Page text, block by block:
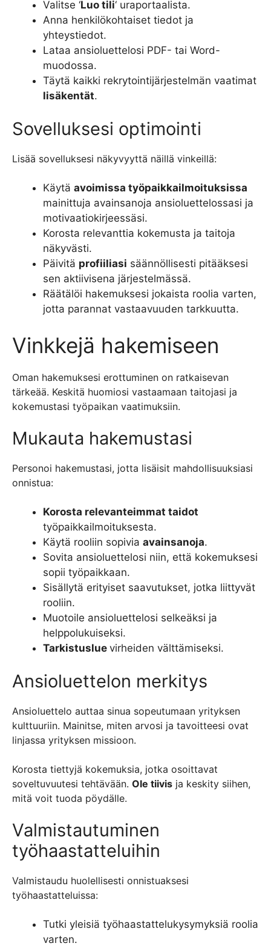
Valitse ‘Luo tili‘ uraportaalista.
Anna henkilökohtaiset tiedot ja
yhteystiedot.
Lataa ansioluettelosi PDF- tai Word-
muodossa.
Täytä kaikki rekrytointijärjestelmän vaatimat
lisäkentät.
Sovelluksesi optimointi
Lisää sovelluksesi näkyvyyttä näillä vinkeillä:
Käytä avoimissa työpaikkailmoituksissa
mainittuja avainsanoja ansioluettelossasi ja
motivaatiokirjeessäsi.
Korosta relevanttia kokemusta ja taitoja
näkyvästi.
Päivitä profiiliasi säännöllisesti pitääksesi
sen aktiivisena järjestelmässä.
Räätälöi hakemuksesi jokaista roolia varten,
jotta parannat vastaavuuden tarkkuutta.
Vinkkejä hakemiseen
Oman hakemuksesi erottuminen on ratkaisevan
tärkeää. Keskitä huomiosi vastaamaan taitojasi ja
kokemustasi työpaikan vaatimuksiin.
Mukauta hakemustasi
Personoi hakemustasi, jotta lisäisit mahdollisuuksiasi
onnistua:
Korosta relevanteimmat taidot
työpaikkailmoituksesta.
Käytä rooliin sopivia avainsanoja.
Sovita ansioluettelosi niin, että kokemuksesi
sopii työpaikkaan.
Sisällytä erityiset saavutukset, jotka liittyvät
rooliin.
Muotoile ansioluettelosi selkeäksi ja
helppolukuiseksi.
Tarkistuslue virheiden välttämiseksi.
Ansioluettelon merkitys
Ansioluettelo auttaa sinua sopeutumaan yrityksen
kulttuuriin. Mainitse, miten arvosi ja tavoitteesi ovat
linjassa yrityksen missioon.
Korosta tiettyjä kokemuksia, jotka osoittavat
soveltuvuutesi tehtävään. Ole tiivis ja keskity siihen,
mitä voit tuoda pöydälle.
Valmistautuminen
työhaastatteluihin
Valmistaudu huolellisesti onnistuaksesi
työhaastatteluissa:
Tutki yleisiä työhaastattelukysymyksiä roolia
varten.